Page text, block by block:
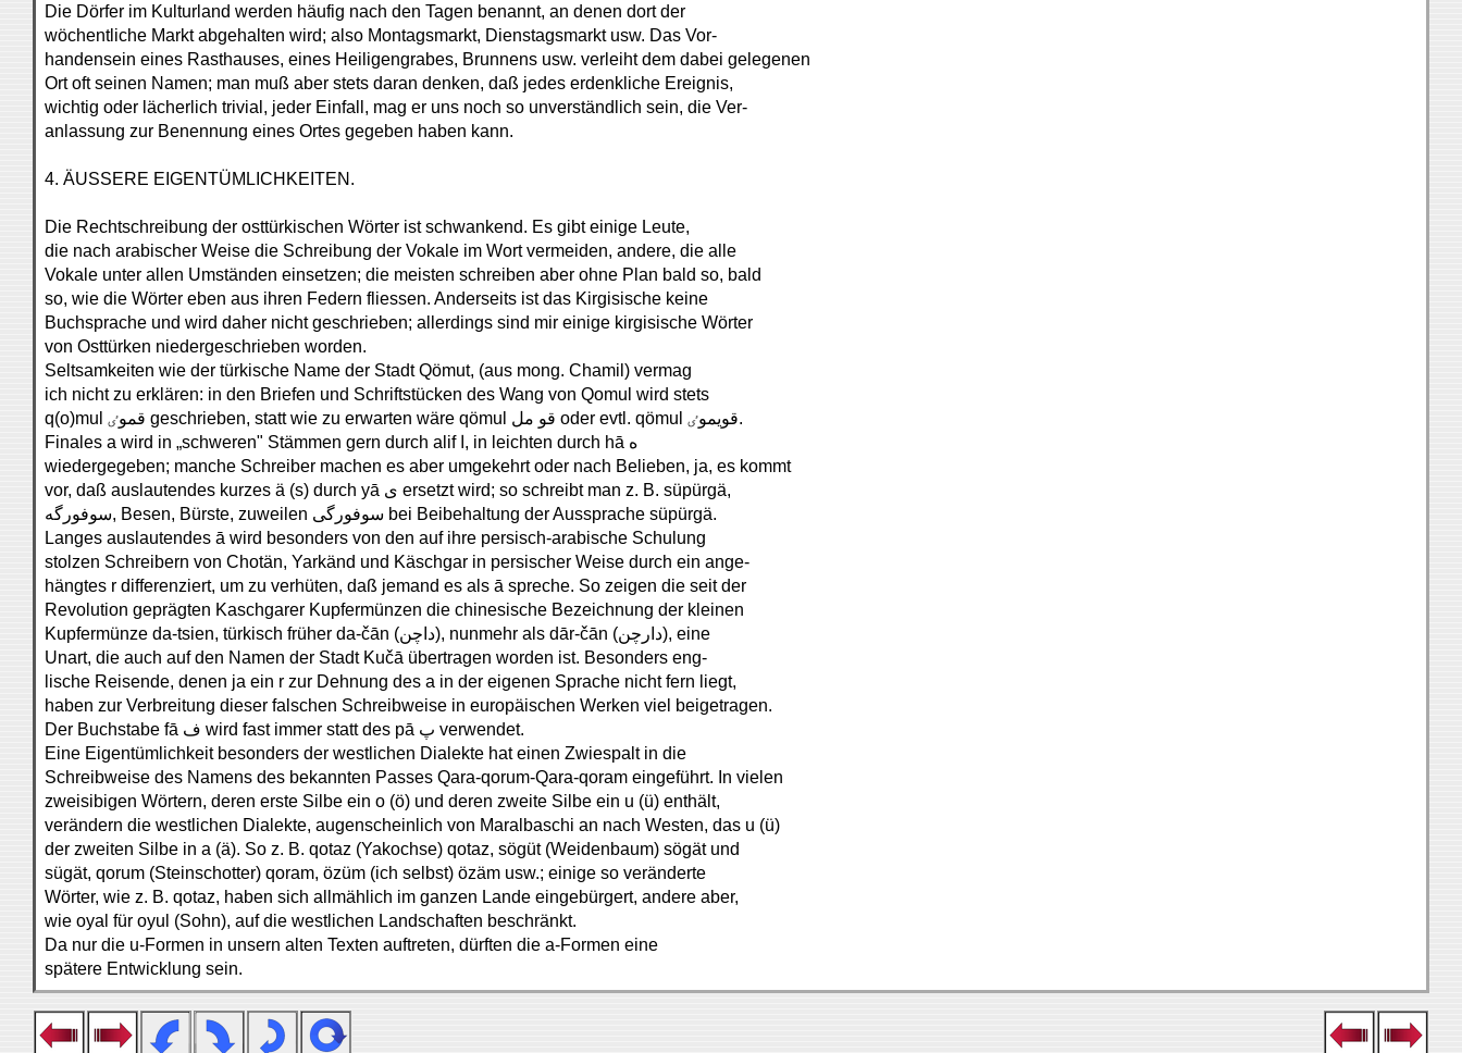
Die Dörfer im Kulturland werden häufig nach den Tagen benannt, an denen dort der
wöchentliche Markt abgehalten wird; also Montagsmarkt, Dienstagsmarkt usw. Das Vor-
handensein eines Rasthauses, eines Heiligengrabes, Brunnens usw. verleiht dem dabei gelegenen
Ort oft seinen Namen; man muß aber stets daran denken, daß jedes erdenkliche Ereignis,
wichtig oder lächerlich trivial, jeder Einfall, mag er uns noch so unverständlich sein, die Ver-
anlassung zur Benennung eines Ortes gegeben haben kann.
4. ÄUSSERE EIGENTÜMLICHKEITEN.
Die Rechtschreibung der osttürkischen Wörter ist schwankend. Es gibt einige Leute,
die nach arabischer Weise die Schreibung der Vokale im Wort vermeiden, andere, die alle
Vokale unter allen Umständen einsetzen; die meisten schreiben aber ohne Plan bald so, bald
so, wie die Wörter eben aus ihren Federn fliessen. Anderseits ist das Kirgisische keine
Buchsprache und wird daher nicht geschrieben; allerdings sind mir einige kirgisische Wörter
von Osttürken niedergeschrieben worden.
Seltsamkeiten wie der türkische Name der Stadt Qömut, (aus mong. Chamil) vermag
ich nicht zu erklären: in den Briefen und Schriftstücken des Wang von Qomul wird stets
q(o)mul قموٸ geschrieben, statt wie zu erwarten wäre qömul قو مل oder evtl. qömul قويموٸ.
Finales a wird in „schweren" Stämmen gern durch alif ا, in leichten durch hā ه
wiedergegeben; manche Schreiber machen es aber umgekehrt oder nach Belieben, ja, es kommt
vor, daß auslautendes kurzes ä (s) durch yā ى ersetzt wird; so schreibt man z. B. süpürgä,
سوفورگه, Besen, Bürste, zuweilen سوفورگى bei Beibehaltung der Aussprache süpürgä.
Langes auslautendes ā wird besonders von den auf ihre persisch-arabische Schulung
stolzen Schreibern von Chotän, Yarkänd und Käschgar in persischer Weise durch ein ange-
hängtes r differenziert, um zu verhüten, daß jemand es als ā spreche. So zeigen die seit der
Revolution geprägten Kaschgarer Kupfermünzen die chinesische Bezeichnung der kleinen
Kupfermünze da-tsien, türkisch früher da-čān (داچن), nunmehr als dār-čān (دارچن), eine
Unart, die auch auf den Namen der Stadt Kučā übertragen worden ist. Besonders eng-
lische Reisende, denen ja ein r zur Dehnung des a in der eigenen Sprache nicht fern liegt,
haben zur Verbreitung dieser falschen Schreibweise in europäischen Werken viel beigetragen.
Der Buchstabe fā ف wird fast immer statt des pā پ verwendet.
Eine Eigentümlichkeit besonders der westlichen Dialekte hat einen Zwiespalt in die
Schreibweise des Namens des bekannten Passes Qara-qorum-Qara-qoram eingeführt. In vielen
zweisibigen Wörtern, deren erste Silbe ein o (ö) und deren zweite Silbe ein u (ü) enthält,
verändern die westlichen Dialekte, augenscheinlich von Maralbaschi an nach Westen, das u (ü)
der zweiten Silbe in a (ä). So z. B. qotaz (Yakochse) qotaz, sögüt (Weidenbaum) sögät und
sügät, qorum (Steinschotter) qoram, özüm (ich selbst) özäm usw.; einige so veränderte
Wörter, wie z. B. qotaz, haben sich allmählich im ganzen Lande eingebürgert, andere aber,
wie oyal für oyul (Sohn), auf die westlichen Landschaften beschränkt.
Da nur die u-Formen in unsern alten Texten auftreten, dürften die a-Formen eine
spätere Entwicklung sein.